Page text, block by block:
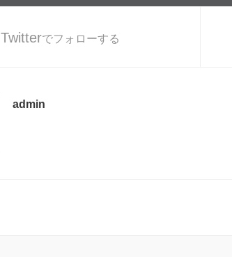
Twitterでフォローする
admin